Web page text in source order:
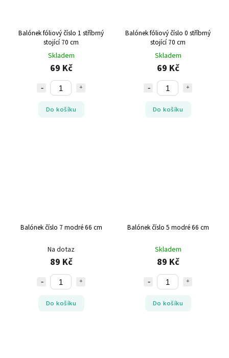
Balónek fóliový číslo 1 stříbrný
stojící 70 cm
Skladem
69 Kč
Do košíku
Balónek fóliový číslo 0 stříbrný
stojící 70 cm
Skladem
69 Kč
Do košíku
Balónek číslo 7 modré 66 cm
Na dotaz
89 Kč
Do košíku
Balónek číslo 5 modré 66 cm
Skladem
89 Kč
Do košíku